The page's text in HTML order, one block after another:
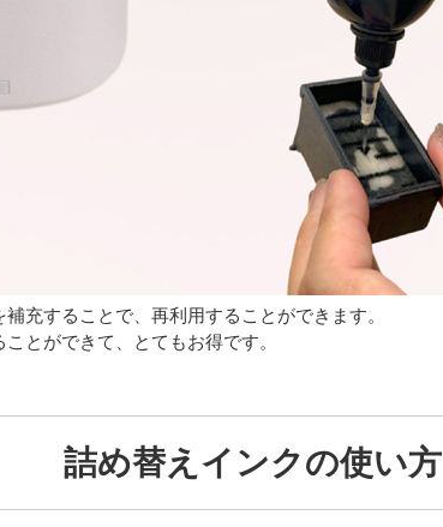
充することで、再利用することができます。
とができて、とてもお得です。
詰め替えインクの使い方